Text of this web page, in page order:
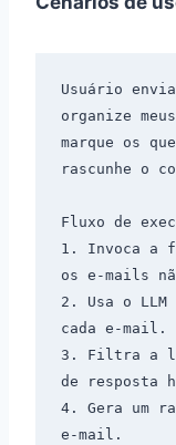
Usuário
organize
marque os
rascunhe o
Fluxo de
1. Invoca a
os e-mails
2. Usa o
cada e-mail.
3. Filtra a
de resposta
4. Gera um
e-mail.